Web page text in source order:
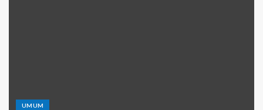
UMUM